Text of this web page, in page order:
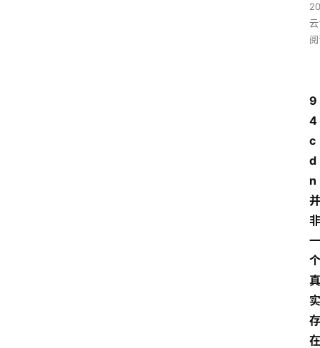
9
4
c
d
n
并
非
一
个
真
实
存
在